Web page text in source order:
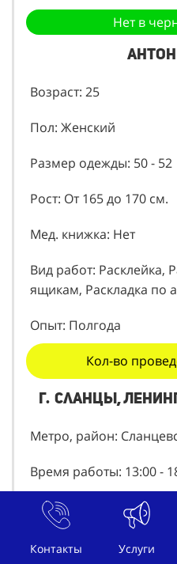
Контакты Услуги
Нет в
Возраст: 25
Пол: Женский
Размер одежды: 50 - 52
Рост: От 165 до 170 см.
Мед. книжка: Нет
Вид работ: Расклейка,
ящикам, Раскладка по
Опыт: Полгода
Кол-во
г. Сланцы,
Метро, район:
Время работы: 13:00 -
Дни недели: Пн, Вт, Чт,
Сколько планируете